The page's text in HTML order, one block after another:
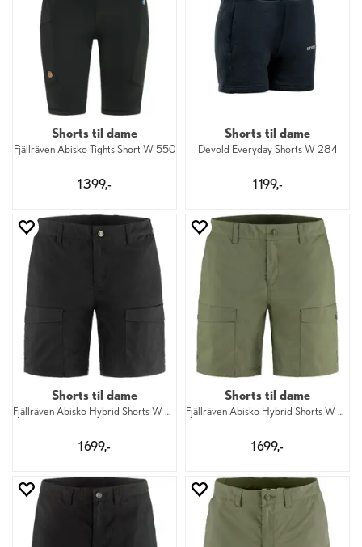
Shorts til dame
Fjällräven Abisko Tights Short W 550
1 399,-
Shorts til dame
Devold Everyday Shorts W 284
1 199,-
Shorts til dame
Fjällräven Abisko Hybrid Shorts W 550
1 699,-
Shorts til dame
Fjällräven Abisko Hybrid Shorts W 625
1 699,-